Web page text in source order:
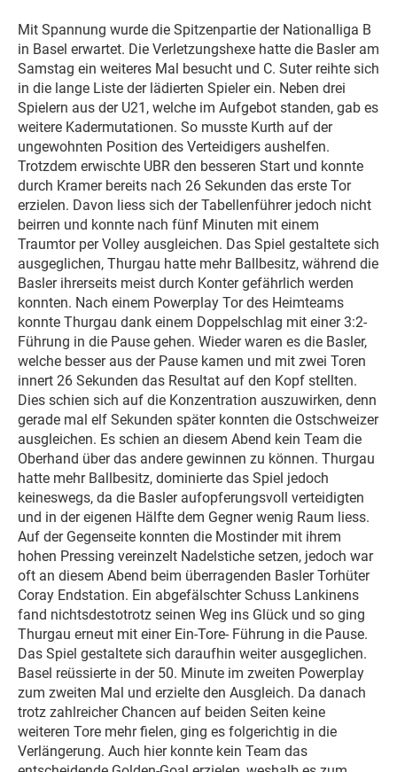
Mit Spannung wurde die Spitzenpartie der Nationalliga B
in Basel erwartet. Die Verletzungshexe hatte die Basler am
Samstag ein weiteres Mal besucht und C. Suter reihte sich
in die lange Liste der lädierten Spieler ein. Neben drei
Spielern aus der U21, welche im Aufgebot standen, gab es
weitere Kadermutationen. So musste Kurth auf der
ungewohnten Position des Verteidigers aushelfen.
Trotzdem erwischte UBR den besseren Start und konnte
durch Kramer bereits nach 26 Sekunden das erste Tor
erzielen. Davon liess sich der Tabellenführer jedoch nicht
beirren und konnte nach fünf Minuten mit einem
Traumtor per Volley ausgleichen. Das Spiel gestaltete sich
ausgeglichen, Thurgau hatte mehr Ballbesitz, während die
Basler ihrerseits meist durch Konter gefährlich werden
konnten. Nach einem Powerplay Tor des Heimteams
konnte Thurgau dank einem Doppelschlag mit einer 3:2-
Führung in die Pause gehen. Wieder waren es die Basler,
welche besser aus der Pause kamen und mit zwei Toren
innert 26 Sekunden das Resultat auf den Kopf stellten.
Dies schien sich auf die Konzentration auszuwirken, denn
gerade mal elf Sekunden später konnten die Ostschweizer
ausgleichen. Es schien an diesem Abend kein Team die
Oberhand über das andere gewinnen zu können. Thurgau
hatte mehr Ballbesitz, dominierte das Spiel jedoch
keineswegs, da die Basler aufopferungsvoll verteidigten
und in der eigenen Hälfte dem Gegner wenig Raum liess.
Auf der Gegenseite konnten die Mostinder mit ihrem
hohen Pressing vereinzelt Nadelstiche setzen, jedoch war
oft an diesem Abend beim überragenden Basler Torhüter
Coray Endstation. Ein abgefälschter Schuss Lankinens
fand nichtsdestotrotz seinen Weg ins Glück und so ging
Thurgau erneut mit einer Ein-Tore- Führung in die Pause.
Das Spiel gestaltete sich daraufhin weiter ausgeglichen.
Basel reüssierte in der 50. Minute im zweiten Powerplay
zum zweiten Mal und erzielte den Ausgleich. Da danach
trotz zahlreicher Chancen auf beiden Seiten keine
weiteren Tore mehr fielen, ging es folgerichtig in die
Verlängerung. Auch hier konnte kein Team das